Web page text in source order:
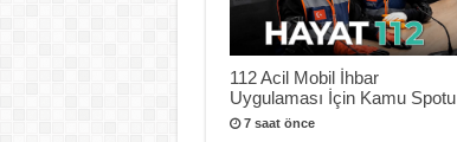
112 Acil Mobil İhbar
Uygulaması İçin Kamu Spotu
7 saat önce